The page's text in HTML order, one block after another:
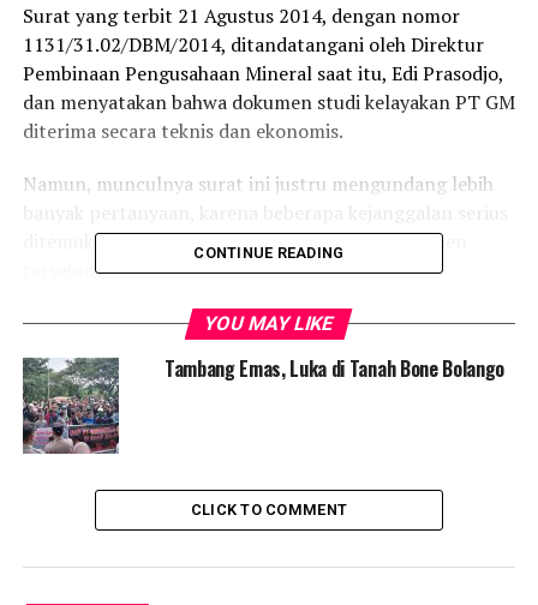
Surat yang terbit 21 Agustus 2014, dengan nomor
1131/31.02/DBM/2014, ditandatangani oleh Direktur
Pembinaan Pengusahaan Mineral saat itu, Edi Prasodjo,
dan menyatakan bahwa dokumen studi kelayakan PT GM
diterima secara teknis dan ekonomis.
Namun, munculnya surat ini justru mengundang lebih
ditemukan dalam distribusi dan substansi dokumen
tersebut.
Dalam surat tersebut, disebutkan bahwa tembusan
dikirim ke beberapa instansi, termasuk Kepala Dinas
Pertambangan dan Energi Provinsi Gorontalo, serta
Kepala Dinas Kehutanan, Pertambangan, dan Energi
Kabupaten Bone Bolango.
Namun dalam rapat Pansus yang digelar pekan lalu,
perwakilan Dinas ESDM Provinsi Gorontalo menyatakan
CONTINUE READING
YOU MAY LIKE
Tambang Emas, Luka di Tanah Bone Bolango
CLICK TO COMMENT